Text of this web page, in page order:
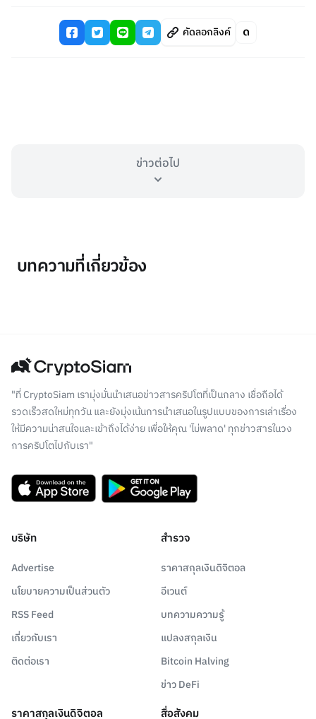
คัดลอกลิงค์
ข่าวต่อไป
บทความที่เกี่ยวข้อง
"ที่ CryptoSiam เรามุ่งมั่นนำเสนอข่าวสารคริปโตที่เป็นกลาง เชื่อถือได้
รวดเร็วสดใหม่ทุกวัน และยังมุ่งเน้นการนำเสนอในรูปแบบของการเล่าเรื่อง
ให้มีความน่าสนใจและเข้าถึงได้ง่าย เพื่อให้คุณ 'ไม่พลาด' ทุกข่าวสารในวง
การคริปโตไปกับเรา"
บริษัท
Advertise
นโยบายความเป็นส่วนตัว
RSS Feed
เกี่ยวกับเรา
ติดต่อเรา
สำรวจ
ราคาสกุลเงินดิจิตอล
อีเวนต์
บทความความรู้
แปลงสกุลเงิน
Bitcoin Halving
ข่าว DeFi
ราคาสกุลเงินดิจิตอล สื่อสังคม